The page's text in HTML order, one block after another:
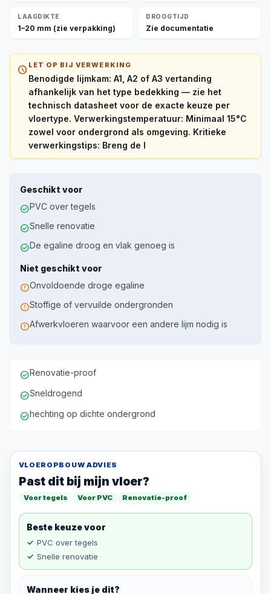
LAAGDIKTE
1–20 mm (zie verpakking)
DROOGTIJD
Zie documentatie
schedule LET OP BIJ VERWERKING
Benodigde lijmkam: A1, A2 of A3 vertanding
afhankelijk van het type bedekking — zie het
technisch datasheet voor de exacte keuze per
vloertype. Verwerkingstemperatuur: Minimaal 15°C
zowel voor ondergrond als omgeving. Kritieke
verwerkingstips: Breng de l
Geschikt voor
check_circlePVC over tegels
check_circleSnelle renovatie
check_circleDe egaline droog en vlak genoeg is
Niet geschikt voor
errorOnvoldoende droge egaline
errorStoffige of vervuilde ondergronden
errorAfwerkvloeren waarvoor een andere lijm nodig is
check_circleRenovatie-proof
check_circleSneldrogend
check_circlehechting op dichte ondergrond
VLOEROPBOUW ADVIES
Past dit bij mijn vloer?
Voor tegels Voor PVC Renovatie-proof
Beste keuze voor
PVC over tegels
Snelle renovatie
Wanneer kies je dit?